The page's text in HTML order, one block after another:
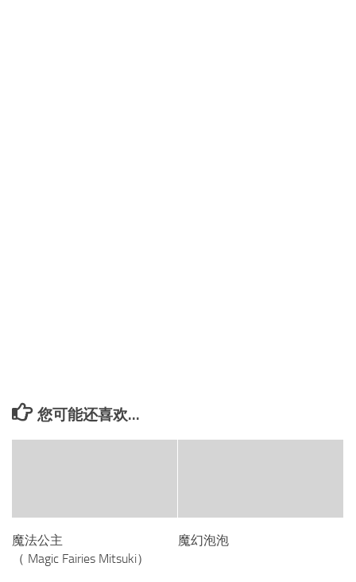
您可能还喜欢...
魔法公主
（ Magic Fairies Mitsuki）
魔幻泡泡